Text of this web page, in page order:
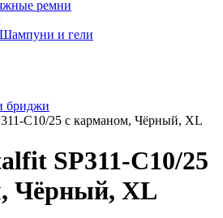
ремни
Шампуни и гели
бриджи
C10/25 с карманом, Чёрный, XL
SP311-C10/25
Чёрный, XL